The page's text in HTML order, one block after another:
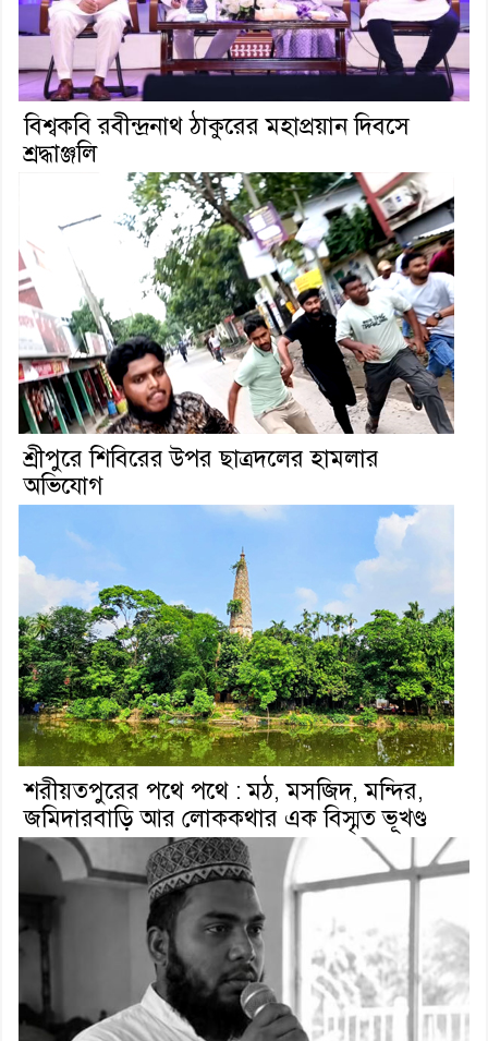
বিশ্বকবি রবীন্দ্রনাথ ঠাকুরের মহাপ্রয়ান দিবসে
শ্রদ্ধাঞ্জলি
শ্রীপুরে শিবিরের উপর ছাত্রদলের হামলার
অভিযোগ
শরীয়তপুরের পথে পথে : মঠ, মসজিদ, মন্দির,
জমিদারবাড়ি আর লোককথার এক বিস্মৃত ভূখণ্ড